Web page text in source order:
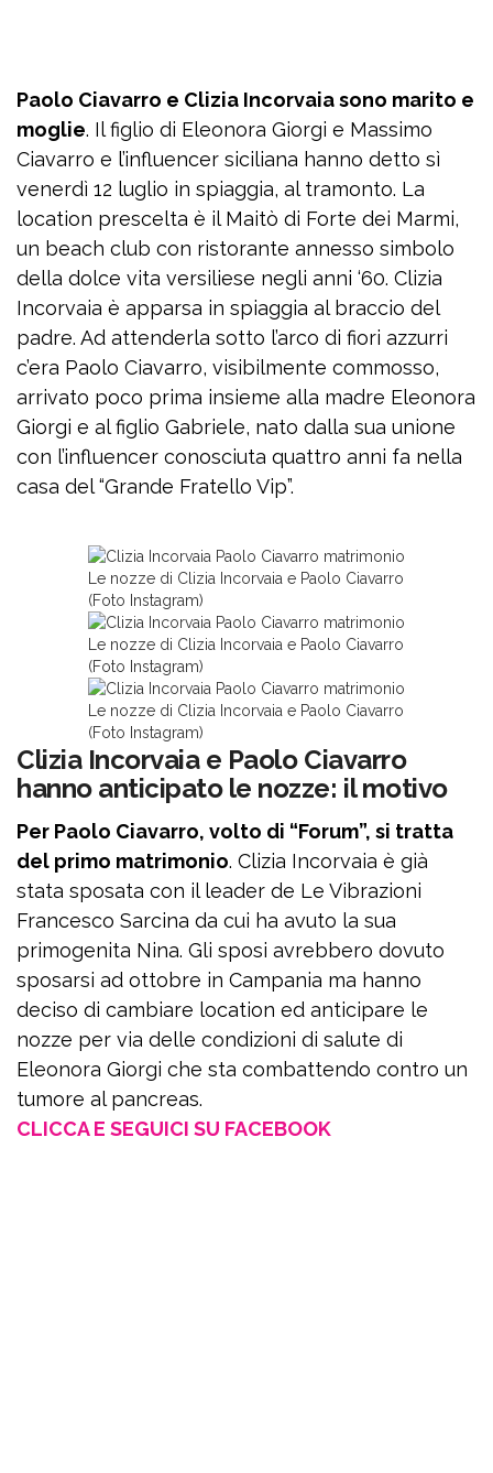
Paolo Ciavarro e Clizia Incorvaia sono marito e
moglie. Il figlio di Eleonora Giorgi e Massimo
Ciavarro e l’influencer siciliana hanno detto sì
venerdì 12 luglio in spiaggia, al tramonto. La
location prescelta è il Maitò di Forte dei Marmi,
un beach club con ristorante annesso simbolo
della dolce vita versiliese negli anni ‘60. Clizia
Incorvaia è apparsa in spiaggia al braccio del
padre. Ad attenderla sotto l’arco di fiori azzurri
c’era Paolo Ciavarro, visibilmente commosso,
arrivato poco prima insieme alla madre Eleonora
Giorgi e al figlio Gabriele, nato dalla sua unione
con l’influencer conosciuta quattro anni fa nella
casa del “Grande Fratello Vip”.
Le nozze di Clizia Incorvaia e Paolo Ciavarro
(Foto Instagram)
Le nozze di Clizia Incorvaia e Paolo Ciavarro
(Foto Instagram)
Le nozze di Clizia Incorvaia e Paolo Ciavarro
(Foto Instagram)
Clizia Incorvaia e Paolo Ciavarro
hanno anticipato le nozze: il motivo
Per Paolo Ciavarro, volto di “Forum”, si tratta
del primo matrimonio. Clizia Incorvaia è già
stata sposata con il leader de Le Vibrazioni
Francesco Sarcina da cui ha avuto la sua
primogenita Nina. Gli sposi avrebbero dovuto
sposarsi ad ottobre in Campania ma hanno
deciso di cambiare location ed anticipare le
nozze per via delle condizioni di salute di
Eleonora Giorgi che sta combattendo contro un
tumore al pancreas.
CLICCA E SEGUICI SU FACEBOOK